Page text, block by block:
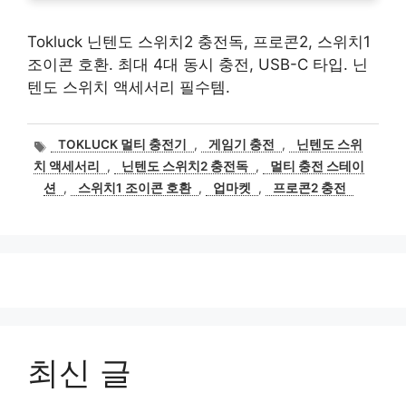
Tokluck 닌텐도 스위치2 충전독, 프로콘2, 스위치1
조이콘 호환. 최대 4대 동시 충전, USB-C 타입. 닌
텐도 스위치 액세서리 필수템.
태
그
TOKLUCK 멀티 충전기 , 게임기 충전 ,
닌텐도 스위
치 액세서리
, 닌텐도 스위치2 충전독 ,
멀티 충전 스테이
션
, 스위치1 조이콘 호환 , 업마켓 , 프로콘2 충전
최신 글